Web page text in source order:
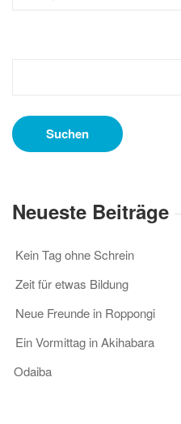
Neueste Beiträge
Kein Tag ohne Schrein
Zeit für etwas Bildung
Neue Freunde in Roppongi
Ein Vormittag in Akihabara
Odaiba